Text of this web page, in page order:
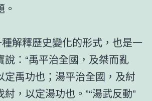
種解釋歷史變化的形式，也是一
說：“禹平治全國，及桀而亂
定禹功也；湯平治全國，及紂
，以定湯功也。”“湯武反動”